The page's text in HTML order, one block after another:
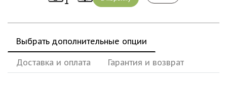
Выбрать дополнительные опции
Доставка и оплата Гарантия и возврат